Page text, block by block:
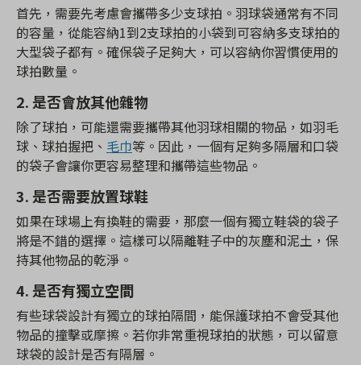
首先，需要先考慮會攜帶多少支球拍。羽球袋通常有不同
的容量，從能容納1到2支球拍的小袋到可容納多支球拍的
大型袋子都有。確保袋子足夠大，可以容納你習慣使用的
球拍數量。
2. 是否會放其他雜物
除了球拍，可能還需要攜帶其他羽球相關的物品，如羽毛
球、球拍握把、 毛巾等。因此，一個有足夠多隔層和口袋
的袋子會讓你更容易整理和攜帶這些物品。
3. 是否需要放置球鞋
如果在球場上有換鞋的需要，那麼一個有獨立鞋袋的袋子
將是不錯的選擇。這樣可以隔離鞋子中的灰塵和泥土，保
持其他物品的乾淨。
4. 是否有獨立空間
有些球袋設計有獨立的球拍隔間，能保護球拍不會受其他
物品的撞擊或摩擦。若你非常重視球拍的狀態，可以留意
球袋的設計是否有隔層。